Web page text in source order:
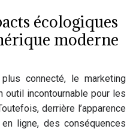
écologiques
moderne
connecté, le marketing
outil incontournable pour les
derrière l’apparence
ligne, des conséquences